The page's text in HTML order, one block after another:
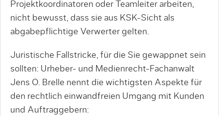
Projektkoordinatoren oder Teamleiter arbeiten,
nicht bewusst, dass sie aus KSK-Sicht als
abgabepflichtige Verwerter gelten.
Juristische Fallstricke, für die Sie gewappnet sein
sollten: Urheber- und Medienrecht-Fachanwalt
Jens O. Brelle nennt die wichtigsten Aspekte für
den rechtlich einwandfreien Umgang mit Kunden
und Auftraggebern: